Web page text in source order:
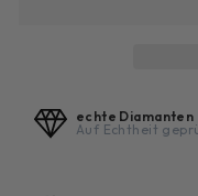
echte Diamanten
Auf Echtheit